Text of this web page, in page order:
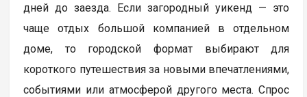
дней до заезда. Если загородный уикенд — это
чаще отдых большой компанией в отдельном
доме, то городской формат выбирают для
короткого путешествия за новыми впечатлениями,
событиями или атмосферой другого места. Спрос